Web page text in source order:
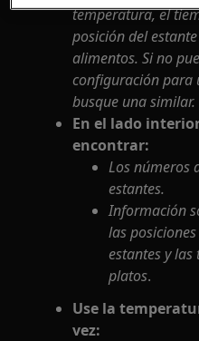
temperatura, el
posición del
alimentos. Si no
configuración para
busque una similar.
En el lado
encontrar:
Los números
estantes.
Información
las
estantes y
platos.
Use la
vez: